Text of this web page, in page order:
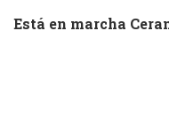
Está en marcha